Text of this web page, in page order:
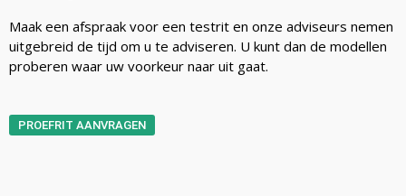
Maak een afspraak voor een testrit en onze adviseurs nemen
uitgebreid de tijd om u te adviseren. U kunt dan de modellen
proberen waar uw voorkeur naar uit gaat.
PROEFRIT AANVRAGEN